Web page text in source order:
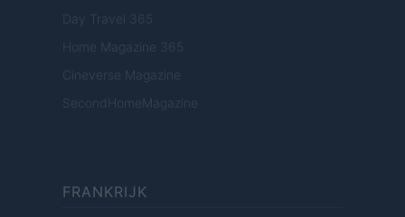
Day Travel 365
Home Magazine 365
Cineverse Magazine
SecondHomeMagazine
FRANKRIJK